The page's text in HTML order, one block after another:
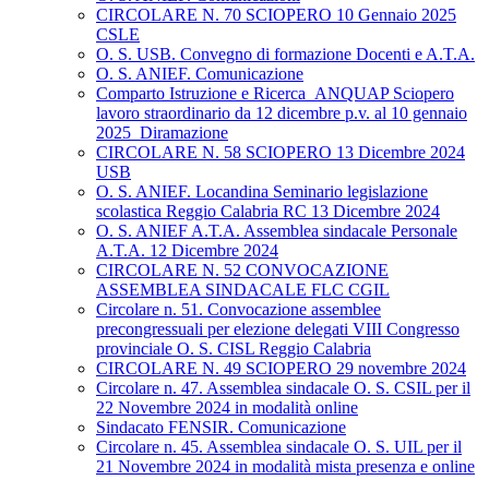
CIRCOLARE N. 70 SCIOPERO 10 Gennaio 2025
CSLE
O. S. USB. Convegno di formazione Docenti e A.T.A.
O. S. ANIEF. Comunicazione
Comparto Istruzione e Ricerca_ANQUAP Sciopero
lavoro straordinario da 12 dicembre p.v. al 10 gennaio
2025_Diramazione
CIRCOLARE N. 58 SCIOPERO 13 Dicembre 2024
USB
O. S. ANIEF. Locandina Seminario legislazione
scolastica Reggio Calabria RC 13 Dicembre 2024
O. S. ANIEF A.T.A. Assemblea sindacale Personale
A.T.A. 12 Dicembre 2024
CIRCOLARE N. 52 CONVOCAZIONE
ASSEMBLEA SINDACALE FLC CGIL
Circolare n. 51. Convocazione assemblee
precongressuali per elezione delegati VIII Congresso
provinciale O. S. CISL Reggio Calabria
CIRCOLARE N. 49 SCIOPERO 29 novembre 2024
Circolare n. 47. Assemblea sindacale O. S. CSIL per il
22 Novembre 2024 in modalità online
Sindacato FENSIR. Comunicazione
Circolare n. 45. Assemblea sindacale O. S. UIL per il
21 Novembre 2024 in modalità mista presenza e online